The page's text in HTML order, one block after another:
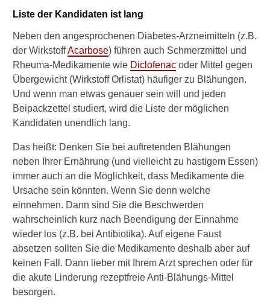
Liste der Kandidaten ist lang
Neben den angesprochenen Diabetes-Arzneimitteln (z.B.
der WirkstoffAcarbose) führen auch Schmerzmittel und
Rheuma-Medikamente wie Diclofenac oder Mittel gegen
Übergewicht (Wirkstoff Orlistat) häufiger zu Blähungen.
Und wenn man etwas genauer sein will und jeden
Beipackzettel studiert, wird die Liste der möglichen
Kandidaten unendlich lang.
Das heißt: Denken Sie bei auftretenden Blähungen
neben Ihrer Ernährung (und vielleicht zu hastigem Essen)
immer auch an die Möglichkeit, dass Medikamente die
Ursache sein könnten. Wenn Sie denn welche
einnehmen. Dann sind Sie die Beschwerden
wahrscheinlich kurz nach Beendigung der Einnahme
wieder los (z.B. bei Antibiotika). Auf eigene Faust
absetzen sollten Sie die Medikamente deshalb aber auf
keinen Fall. Dann lieber mit Ihrem Arzt sprechen oder für
die akute Linderung rezeptfreie Anti-Blähungs-Mittel
besorgen.
"
n
t
c
h
ä
u
m
r
"
w
i
e
S
i
m
e
t
c
o